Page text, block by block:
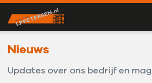
Ga naar content
L.P. Petersen
Nieuws
Updates over ons bedrijf en